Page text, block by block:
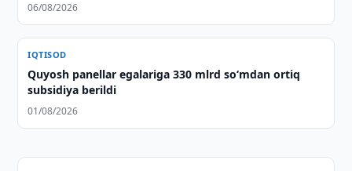
06/08/2026
IQTISOD
Quyosh panellar egalariga 330 mlrd so‘mdan ortiq
subsidiya berildi
01/08/2026